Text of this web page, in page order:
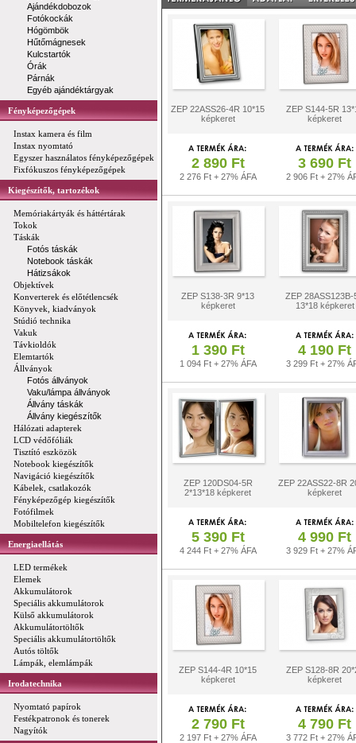
Ajándékdobozok
Fotókockák
Hógömbök
Hűtőmágnesek
Kulcstartók
Órák
Párnák
Egyéb ajándéktárgyak
Fényképezőgépek
Instax kamera és film
Instax nyomtató
Egyszer használatos fényképezőgépek
Fixfókuszos fényképezőgépek
Kiegészítők, tartozékok
Memóriakártyák és háttértárak
Tokok
Táskák
Fotós táskák
Notebook táskák
Hátizsákok
Objektívek
Konverterek és előtétlencsék
Könyvek, kiadványok
Stúdió technika
Vakuk
Távkioldók
Elemtartók
Állványok
Fotós állványok
Vaku/lámpa állványok
Állvány táskák
Állvány kiegészítők
Hálózati adapterek
LCD védőfóliák
Tisztító eszközök
Notebook kiegészítők
Navigáció kiegészítők
Kábelek, csatlakozók
Fényképezőgép kiegészítők
Fotófilmek
Mobiltelefon kiegészítők
Energiaellátás
LED termékek
Elemek
Akkumulátorok
Speciális akkumulátorok
Külső akkumulátorok
Akkumulátortöltők
Speciális akkumulátortöltők
Autós töltők
Lámpák, elemlámpák
Irodatechnika
Nyomtató papírok
Festékpatronok és tonerek
Nagyítók
ZEP 22ASS26-4R 10*15
képkeret
ZEP S144-5R
képkeret
2 890 Ft
2 276 Ft + 27% ÁFA
3 690 Ft
2 906 Ft + 27%
ZEP S138-3R 9*13
képkeret
ZEP 28ASS123B-
13*18 képkeret
1 390 Ft
1 094 Ft + 27% ÁFA
4 190 Ft
3 299 Ft + 27%
ZEP 120DS04-5R
2*13*18 képkeret
ZEP 22ASS22-8R
képkeret
5 390 Ft
4 244 Ft + 27% ÁFA
4 990 Ft
3 929 Ft + 27%
ZEP S144-4R 10*15
képkeret
ZEP S128-8R
képkeret
2 790 Ft
2 197 Ft + 27% ÁFA
4 790 Ft
3 772 Ft + 27%